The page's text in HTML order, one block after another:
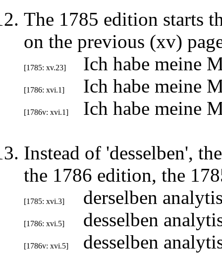
The 1785 edition starts
on the previous (xv)
[1785: xv.23] Ich habe meine
[1786: xvi.1] Ich habe meine
[1786v: xvi.1] Ich habe meine
Instead of 'desselben',
the 1786 edition, the
[1785: xvi.3] derselben
[1786: xvi.5] desselben
[1786v: xvi.5] desselben